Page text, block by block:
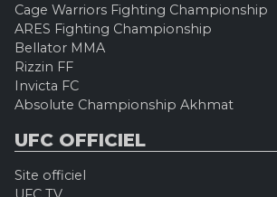
Cage Warriors Fighting Championship
ARES Fighting Championship
Bellator MMA
Rizzin FF
Invicta FC
Absolute Championship Akhmat
UFC OFFICIEL
Site officiel